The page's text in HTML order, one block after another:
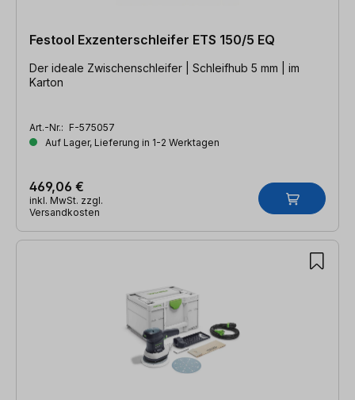
Festool Exzenterschleifer ETS 150/5 EQ
Der ideale Zwischenschleifer | Schleifhub 5 mm | im
Karton
Art.-Nr.: F-575057
Auf Lager, Lieferung in 1-2 Werktagen
469,06 €
inkl. MwSt. zzgl.
Versandkosten